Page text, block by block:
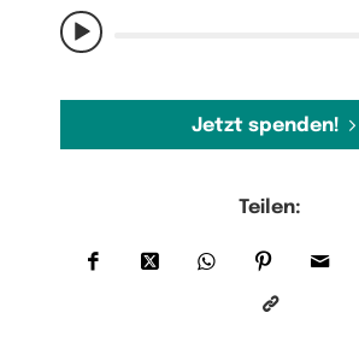
Jetzt spenden!
Teilen: